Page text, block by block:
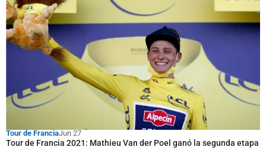
Tour de FranciaJun 27
Tour de Francia 2021: Mathieu Van der Poel ganó la segunda etapa